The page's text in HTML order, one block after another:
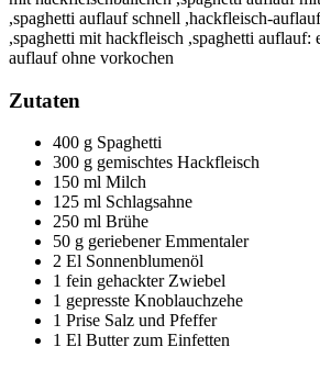
Zutaten
400 g Spaghetti
300 g gemischtes Hackfleisch
150 ml Milch
125 ml Schlagsahne
250 ml Brühe
50 g geriebener Emmentaler
2 El Sonnenblumenöl
1 fein gehackter Zwiebel
1 gepresste Knoblauchzehe
1 Prise Salz und Pfeffer
1 El Butter zum Einfetten